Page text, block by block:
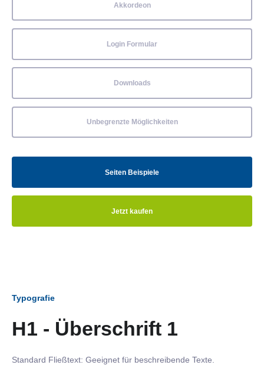
Akkordeon
Login Formular
Downloads
Unbegrenzte Möglichkeiten
Seiten Beispiele
Jetzt kaufen
Typografie
H1 - Überschrift 1
Standard Fließtext: Geeignet für beschreibende Texte.